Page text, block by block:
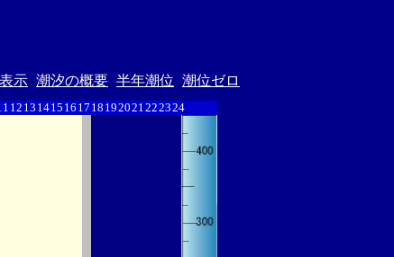
示 潮汐の概要 半年潮位 潮位ゼロ
12 13 1415 16 17 18 192021222324